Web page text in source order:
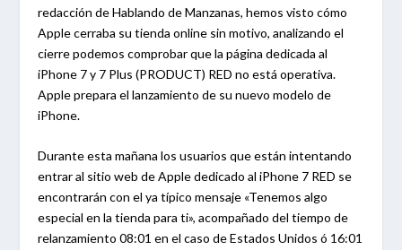
redacción de Hablando de Manzanas, hemos visto cómo
Apple cerraba su tienda online sin motivo, analizando el
cierre podemos comprobar que la página dedicada al
iPhone 7 y 7 Plus (PRODUCT) RED no está operativa.
Apple prepara el lanzamiento de su nuevo modelo de
iPhone.
Durante esta mañana los usuarios que están intentando
entrar al sitio web de Apple dedicado al iPhone 7 RED se
encontrarán con el ya típico mensaje «Tenemos algo
especial en la tienda para ti», acompañado del tiempo de
relanzamiento 08:01 en el caso de Estados Unidos ó 16:01